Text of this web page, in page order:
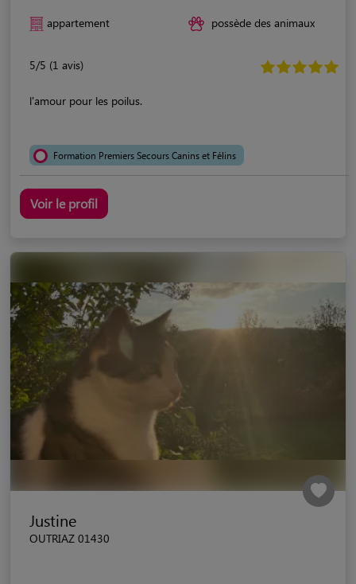
appartement possède des animaux
5/5 (1 avis)
l'amour pour les poilus.
Formation Premiers Secours Canins et Félins
Voir le profil
Justine
OUTRIAZ 01430